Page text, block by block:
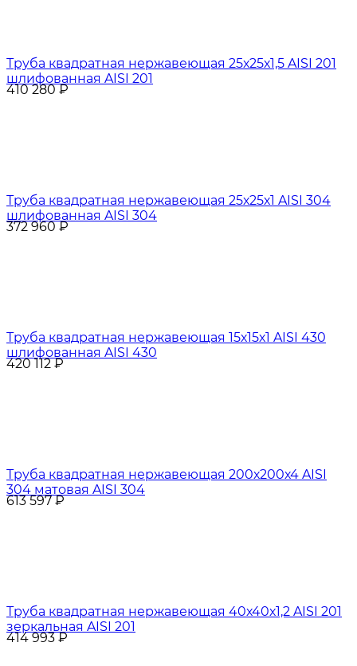
Труба квадратная нержавеющая 25х25х1,5 AISI 201
шлифованная AISI 201
410 280 ₽
Труба квадратная нержавеющая 25х25х1 AISI 304
шлифованная AISI 304
372 960 ₽
Труба квадратная нержавеющая 15х15х1 AISI 430
шлифованная AISI 430
420 112 ₽
Труба квадратная нержавеющая 200х200х4 AISI
304 матовая AISI 304
613 597 ₽
Труба квадратная нержавеющая 40х40х1,2 AISI 201
зеркальная AISI 201
414 993 ₽